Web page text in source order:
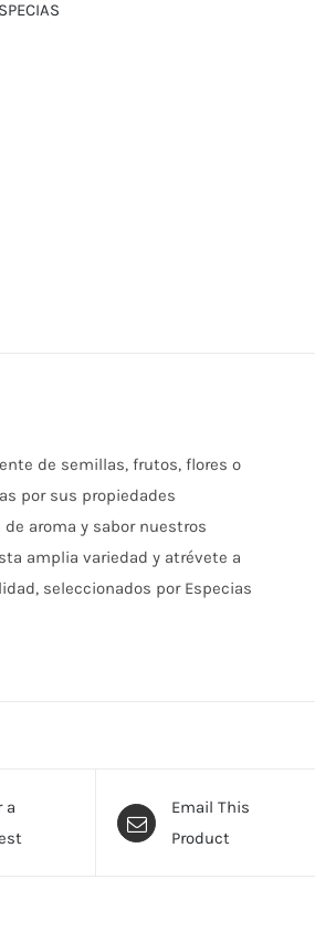
de semillas, frutos, flores o
por sus propiedades
aroma y sabor nuestros
amplia variedad y atrévete a
seleccionados por Especias
a
Email This
Product